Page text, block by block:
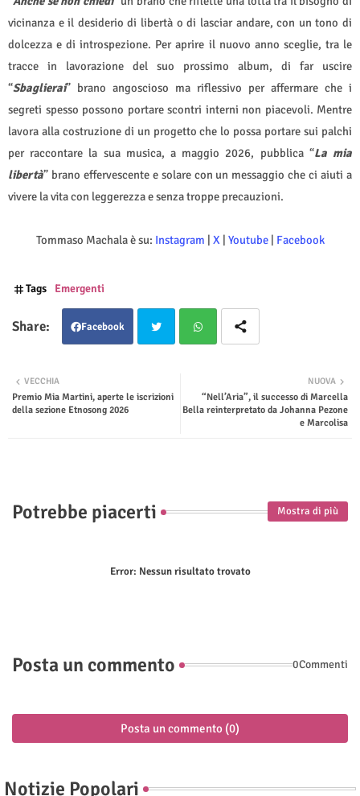
vicinanza e il desiderio di libertà o di lasciar andare, con un tono di
dolcezza e di introspezione. Per aprire il nuovo anno sceglie, tra le
tracce in lavorazione del suo prossimo album, di far uscire
“Sbaglierai” brano angoscioso ma riflessivo per affermare che i
segreti spesso possono portare scontri interni non piacevoli. Mentre
lavora alla costruzione di un progetto che lo possa portare sui palchi
per raccontare la sua musica, a maggio 2026, pubblica “La mia
libertà” brano effervescente e solare con un messaggio che ci aiuti a
vivere la vita con leggerezza e senza troppe precauzioni.
Tommaso Machala è su: Instagram | X| Youtube| Facebook
Tags Emergenti
Facebook
ter tsap
NUOVA
“Nell’Aria”, il successo di Marcella
Bella reinterpretato da Johanna Pezone
e Marcolisa
VECCHIA
Premio Mia Martini, aperte le iscrizioni
della sezione Etnosong 2026
Potrebbe piacerti Mostra di più
Error: Nessun risultato trovato
Posta un commento 0Commenti
Posta un commento (0)
Notizie Popolari